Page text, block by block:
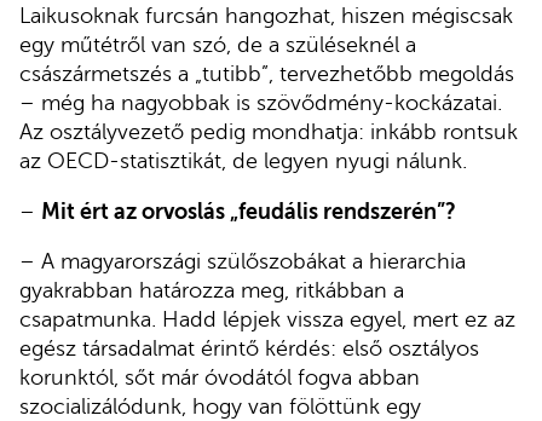
Laikusoknak furcsán hangozhat, hiszen mégiscsak
egy műtétről van szó, de a szüléseknél a
császármetszés a „tutibb”, tervezhetőbb megoldás
– még ha nagyobbak is szövődmény-kockázatai.
Az osztályvezető pedig mondhatja: inkább rontsuk
az OECD-statisztikát, de legyen nyugi nálunk.
– Mit ért az orvoslás „feudális rendszerén”?
– A magyarországi szülőszobákat a hierarchia
gyakrabban határozza meg, ritkábban a
csapatmunka. Hadd lépjek vissza egyel, mert ez az
egész társadalmat érintő kérdés: első osztályos
korunktól, sőt már óvodától fogva abban
szocializálódunk, hogy van fölöttünk egy